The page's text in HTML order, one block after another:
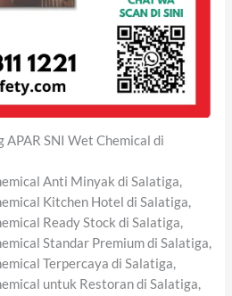
SNI Wet Chemical di
Anti Minyak di Salatiga,
Kitchen Hotel di Salatiga,
Ready Stock di Salatiga,
Standar Premium di Salatiga,
Terpercaya di Salatiga,
untuk Restoran di Salatiga,